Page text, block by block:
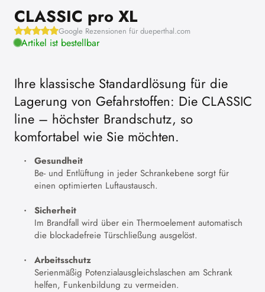
CLASSIC pro XL
Google Rezensionen für dueperthal.com
Artikel ist bestellbar
Ihre klassische Standardlösung für die
Lagerung von Gefahrstoffen: Die CLASSIC
line – höchster Brandschutz, so
komfortabel wie Sie möchten.
Gesundheit
Be- und Entlüftung in jeder Schrankebene sorgt für
einen optimierten Luftaustausch.
Sicherheit
Im Brandfall wird über ein Thermoelement automatisch
die blockadefreie Türschließung ausgelöst.
Arbeitsschutz
Serienmäßig Potenzialausgleichslaschen am Schrank
helfen, Funkenbildung zu vermeiden.